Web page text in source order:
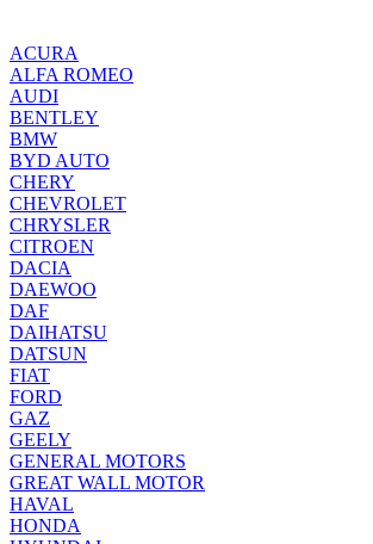
ACURA
ALFA ROMEO
AUDI
BENTLEY
BMW
BYD AUTO
CHERY
CHEVROLET
CHRYSLER
CITROEN
DACIA
DAEWOO
DAF
DAIHATSU
DATSUN
FIAT
FORD
GAZ
GEELY
GENERAL MOTORS
GREAT WALL MOTOR
HAVAL
HONDA